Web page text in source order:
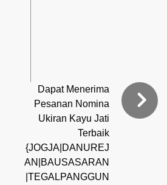
Dapat Menerima
Pesanan Nomina
Ukiran Kayu Jati
Terbaik
{JOGJA|DANUREJ
AN|BAUSASARAN
|TEGALPANGGUN